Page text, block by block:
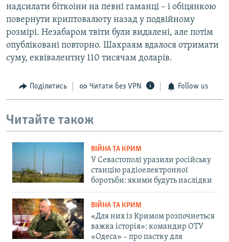
надсилати біткоіни на певні гаманці – і обіцянкою
повернути криптовалюту назад у подвійному
розмірі. Незабаром твіти були видалені, але потім
опубліковані повторно. Шахраям вдалося отримати
суму, еквівалентну 110 тисячам доларів.
Поділитись Читати без VPN Follow us
Читайте також
ВІЙНА ТА КРИМ
У Севастополі уразили російську
станцію радіоелектронної
боротьби: якими будуть наслідки
ВІЙНА ТА КРИМ
«Для них із Кримом розпочнеться
важка історія»: командир ОТУ
«Одеса» – про пастку для